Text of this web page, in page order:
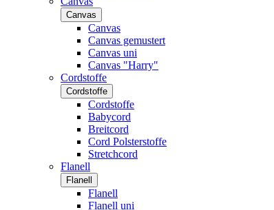
Canvas
Canvas
Canvas gemustert
Canvas uni
Canvas "Harry"
Cordstoffe
Cordstoffe
Cordstoffe
Babycord
Breitcord
Cord Polsterstoffe
Stretchcord
Flanell
Flanell
Flanell
Flanell uni